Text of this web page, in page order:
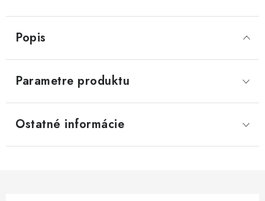
Popis
Parametre produktu
Ostatné informácie